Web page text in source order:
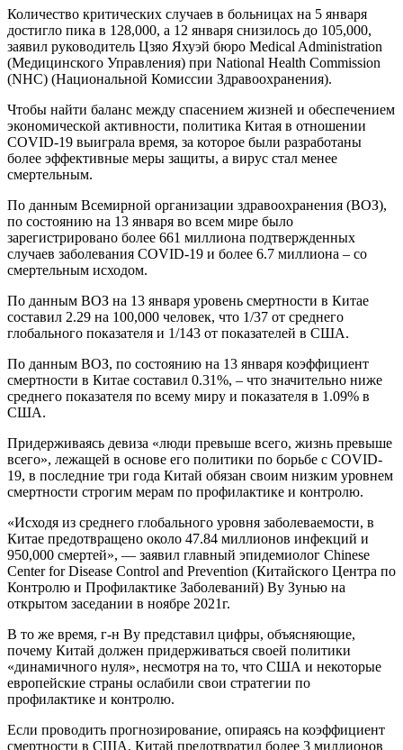
Количество критических случаев в больницах на 5 января
достигло пика в 128,000, а 12 января снизилось до 105,000,
заявил руководитель Цзяо Яхуэй бюро Medical Administration
(Медицинского Управления) при National Health Commission
(NHC) (Национальной Комиссии Здравоохранения).
Чтобы найти баланс между спасением жизней и обеспечением
экономической активности, политика Китая в отношении
COVID-19 выиграла время, за которое были разработаны
более эффективные меры защиты, а вирус стал менее
смертельным.
По данным Всемирной организации здравоохранения (ВОЗ),
по состоянию на 13 января во всем мире было
зарегистрировано более 661 миллиона подтвержденных
случаев заболевания COVID-19 и более 6.7 миллиона – со
смертельным исходом.
По данным ВОЗ на 13 января уровень смертности в Китае
составил 2.29 на 100,000 человек, что 1/37 от среднего
глобального показателя и 1/143 от показателей в США.
По данным ВОЗ, по состоянию на 13 января коэффициент
смертности в Китае составил 0.31%, – что значительно ниже
среднего показателя по всему миру и показателя в 1.09% в
США.
Придерживаясь девиза «люди превыше всего, жизнь превыше
всего», лежащей в основе его политики по борьбе с COVID-
19, в последние три года Китай обязан своим низким уровнем
смертности строгим мерам по профилактике и контролю.
«Исходя из среднего глобального уровня заболеваемости, в
Китае предотвращено около 47.84 миллионов инфекций и
950,000 смертей», — заявил главный эпидемиолог Chinese
Center for Disease Control and Prevention (Китайского Центра по
Контролю и Профилактике Заболеваний) Ву Зунью на
открытом заседании в ноябре 2021г.
В то же время, г-н Ву представил цифры, объясняющие,
почему Китай должен придерживаться своей политики
«динамичного нуля», несмотря на то, что США и некоторые
европейские страны ослабили свои стратегии по
профилактике и контролю.
Если проводить прогнозирование, опираясь на коэффициент
смертности в США, Китай предотвратил более 3 миллионов